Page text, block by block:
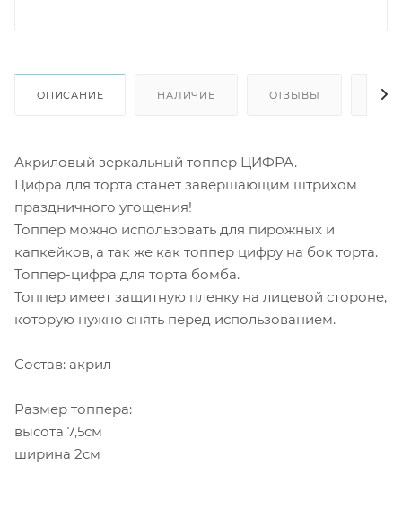
ОПИСАНИЕ НАЛИЧИЕ ОТЗЫВЫ
Акриловый зеркальный топпер ЦИФРА.
Цифра для торта станет завершающим штрихом
праздничного угощения!
Топпер можно использовать для пирожных и
капкейков, а так же как топпер цифру на бок торта.
Топпер-цифра для торта бомба.
Топпер имеет защитную пленку на лицевой стороне,
которую нужно снять перед использованием.
Состав: акрил
Размер топпера:
высота 7,5см
ширина 2см